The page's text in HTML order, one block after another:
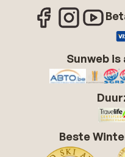
Sunweb
Beste